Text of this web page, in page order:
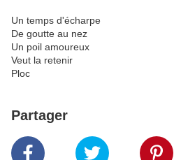
Un temps d'écharpe
De goutte au nez
Un poil amoureux
Veut la retenir
Ploc
Partager